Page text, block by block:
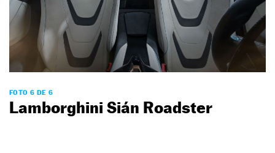
FOTO 6 DE 6
Lamborghini Sián Roadster